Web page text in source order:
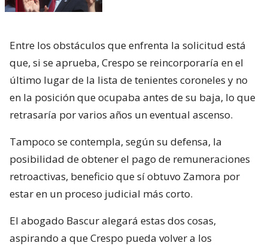
Entre los obstáculos que enfrenta la solicitud está
que, si se aprueba, Crespo se reincorporaría en el
último lugar de la lista de tenientes coroneles y no
en la posición que ocupaba antes de su baja, lo que
retrasaría por varios años un eventual ascenso.
Tampoco se contempla, según su defensa, la
posibilidad de obtener el pago de remuneraciones
retroactivas, beneficio que sí obtuvo Zamora por
estar en un proceso judicial más corto.
El abogado Bascur alegará estas dos cosas,
aspirando a que Crespo pueda volver a los